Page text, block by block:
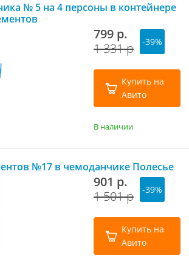
№ 5 на 4 персоны в контейнере
799 р.
1 331 р
-39%
Купить на
Авито
В наличии
№17 в чемоданчике Полесье
901 р.
1 501 р
-39%
Купить на
Авито